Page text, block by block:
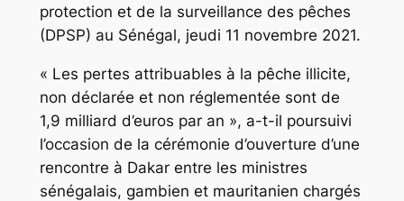
protection et de la surveillance des pêches
(DPSP) au Sénégal, jeudi 11 novembre 2021.
« Les pertes attribuables à la pêche illicite,
non déclarée et non réglementée sont de
1,9 milliard d’euros par an », a-t-il poursuivi
l’occasion de la cérémonie d’ouverture d’une
rencontre à Dakar entre les ministres
sénégalais, gambien et mauritanien chargés